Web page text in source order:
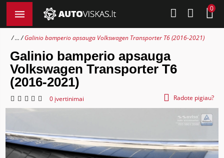
0
... Galinio bamperio apsauga Volkswagen Transporter T6 (2016-2021)
Galinio bamperio apsauga
Volkswagen Transporter T6
(2016-2021)
0 įvertinimai Radote pigiau?